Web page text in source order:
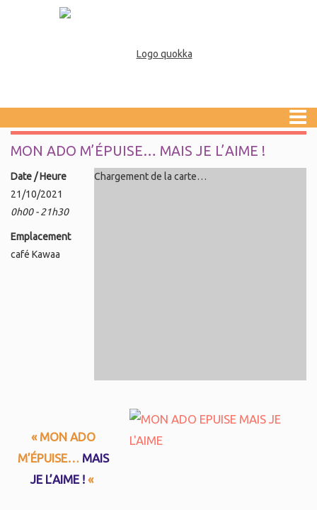
MON ADO M’ÉPUISE… MAIS JE L’AIME !
Chargement de la carte…
Date / Heure
21/10/2021
0h00 - 21h30
Emplacement
café Kawaa
« MON ADO
M’ÉPUISE… MAIS
JE L’AIME !«